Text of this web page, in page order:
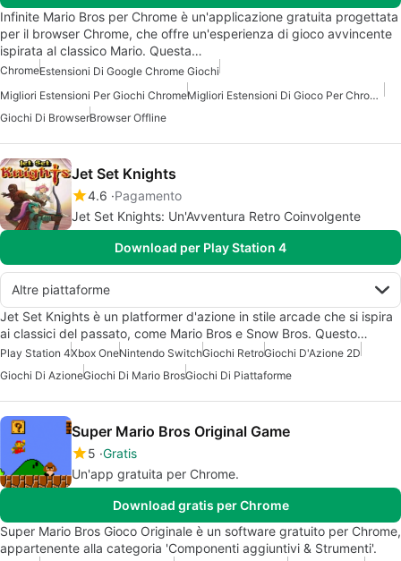
Infinite Mario Bros per Chrome è un'applicazione gratuita progettata
per il browser Chrome, che offre un'esperienza di gioco avvincente
ispirata al classico Mario. Questa…
ChromeEstensioni Di Google Chrome Giochi
Migliori Estensioni Per Giochi Chrome
Migliori Estensioni Di Gioco Per Chrome
Giochi Di BrowserBrowser Offline
Jet Set Knights
4.6 Pagamento
Jet Set Knights: Un'Avventura Retro Coinvolgente
Download per Play Station 4
Altre piattaforme
Jet Set Knights è un platformer d'azione in stile arcade che si ispira
ai classici del passato, come Mario Bros e Snow Bros. Questo…
Play Station 4Xbox OneNintendo SwitchGiochi RetroGiochi D'Azione 2D
Giochi Di AzioneGiochi Di Mario BrosGiochi Di Piattaforme
Super Mario Bros Original Game
5 Gratis
Un'app gratuita per Chrome.
Download gratis per Chrome
Super Mario Bros Gioco Originale è un software gratuito per Chrome,
appartenente alla categoria 'Componenti aggiuntivi & Strumenti'.